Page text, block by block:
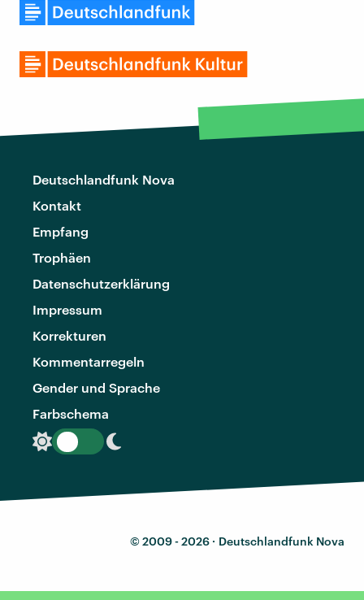
Deutschlandfunk Nova
Kontakt
Empfang
Trophäen
Datenschutzerklärung
Impressum
Korrekturen
Kommentarregeln
Gender und Sprache
Farbschema
© 2009 - 2026 · Deutschlandfunk Nova